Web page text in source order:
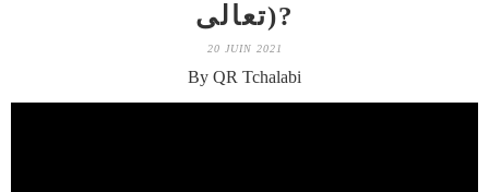
تعالى)?
20 JUIN 2021
By QR Tchalabi